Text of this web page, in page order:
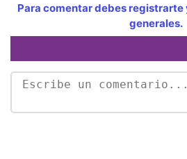
Para comentar debes
generales.